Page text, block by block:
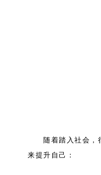
随着踏入社会，很
来提升自己：